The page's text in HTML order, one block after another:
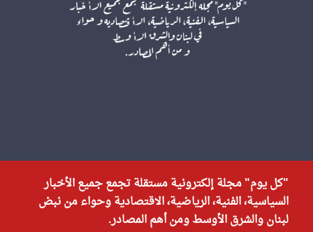
"كل يوم" مجلة إلكترونية مستقلة تجمع جميع الأخبار
السياسية، الفنية، الرياضية، الاقتصادية وحواء من نبض
لبنان والشرق الأوسط ومن أهم المصادر.